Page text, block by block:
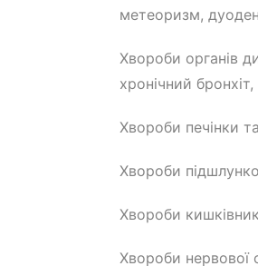
метеоризм,
Хвороби органів
хронічний бронхіт,
Хвороби печінки
Хвороби
Хвороби
Хвороби нервової